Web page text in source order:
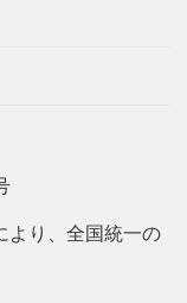
より、全国統一の